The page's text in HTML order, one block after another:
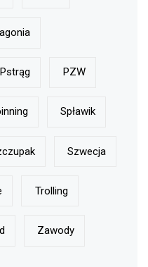
Pstrąg PZW
Spławik
Szwecja
Trolling
Zawody